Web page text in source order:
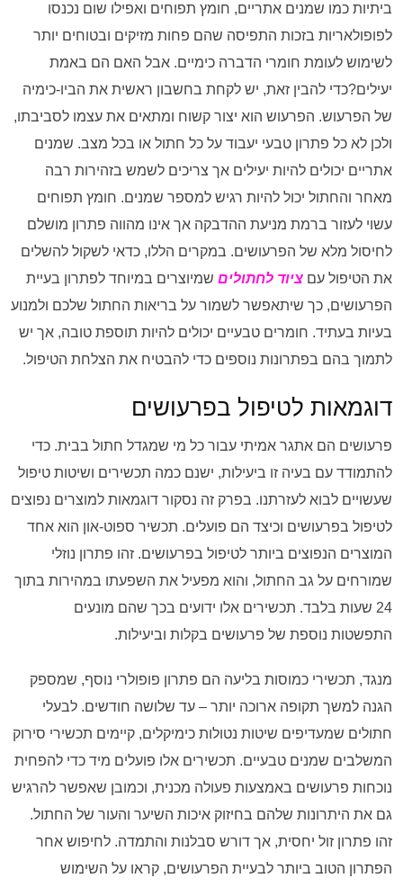
ביתיות כמו שמנים אתריים, חומץ תפוחים ואפילו שום נכנסו
לפופולאריות בזכות התפיסה שהם פחות מזיקים ובטוחים יותר
לשימוש לעומת חומרי הדברה כימיים. אבל האם הם באמת
יעילים?כדי להבין זאת, יש לקחת בחשבון ראשית את הביו-כימיה
של הפרעוש. הפרעוש הוא יצור קשוח ומתאים את עצמו לסביבתו,
ולכן לא כל פתרון טבעי יעבוד על כל חתול או בכל מצב. שמנים
אתריים יכולים להיות יעילים אך צריכים לשמש בזהירות רבה
מאחר והחתול יכול להיות רגיש למספר שמנים. חומץ תפוחים
עשוי לעזור ברמת מניעת ההדבקה אך אינו מהווה פתרון מושלם
לחיסול מלא של הפרעושים. במקרים הללו, כדאי לשקול להשלים
את הטיפול עם ציוד לחתולים שמיוצרים במיוחד לפתרון בעיית
הפרעושים, כך שיתאפשר לשמור על בריאות החתול שלכם ולמנוע
בעיות בעתיד. חומרים טבעיים יכולים להיות תוספת טובה, אך יש
לתמוך בהם בפתרונות נוספים כדי להבטיח את הצלחת הטיפול.
דוגמאות לטיפול בפרעושים
פרעושים הם אתגר אמיתי עבור כל מי שמגדל חתול בבית. כדי
להתמודד עם בעיה זו ביעילות, ישנם כמה תכשירים ושיטות טיפול
שעשויים לבוא לעזרתנו. בפרק זה נסקור דוגמאות למוצרים נפוצים
לטיפול בפרעושים וכיצד הם פועלים. תכשיר ספוט-און הוא אחד
המוצרים הנפוצים ביותר לטיפול בפרעושים. זהו פתרון נוזלי
שמורחים על גב החתול, והוא מפעיל את השפעתו במהירות בתוך
24 שעות בלבד. תכשירים אלו ידועים בכך שהם מונעים
התפשטות נוספת של פרעושים בקלות וביעילות.
מנגד, תכשירי כמוסות בליעה הם פתרון פופולרי נוסף, שמספק
הגנה למשך תקופה ארוכה יותר – עד שלושה חודשים. לבעלי
חתולים שמעדיפים שיטות נטולות כימיקלים, קיימים תכשירי סירוק
המשלבים שמנים טבעיים. תכשירים אלו פועלים מיד כדי להפחית
נוכחות פרעושים באמצעות פעולה מכנית, וכמובן שאפשר להרגיש
גם את היתרונות שלהם בחיזוק איכות השיער והעור של החתול.
זהו פתרון זול יחסית, אך דורש סבלנות והתמדה. לחיפוש אחר
הפתרון הטוב ביותר לבעיית הפרעושים, קראו על השימוש